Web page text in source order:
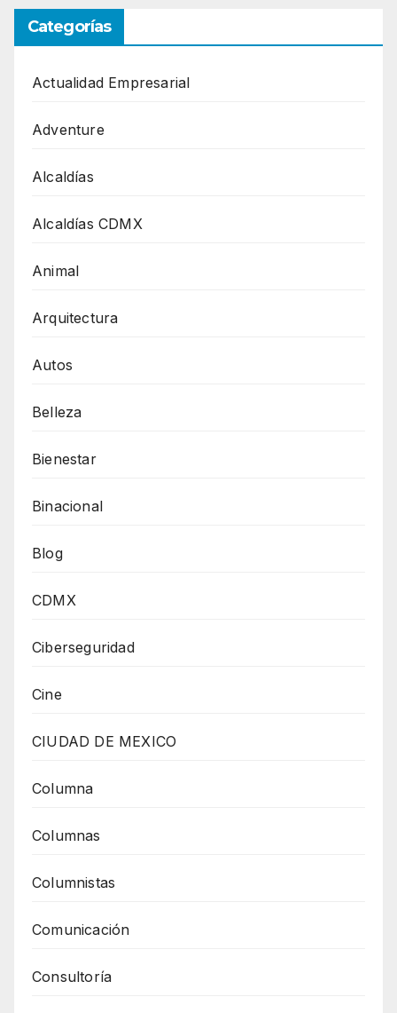
Categorías
Actualidad Empresarial
Adventure
Alcaldías
Alcaldías CDMX
Animal
Arquitectura
Autos
Belleza
Bienestar
Binacional
Blog
CDMX
Ciberseguridad
Cine
CIUDAD DE MEXICO
Columna
Columnas
Columnistas
Comunicación
Consultoría